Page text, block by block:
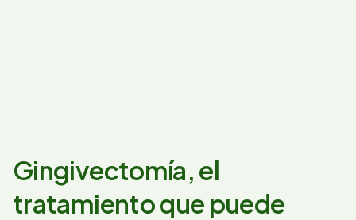
Gingivectomía, el
tratamiento que puede